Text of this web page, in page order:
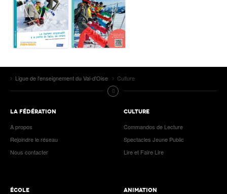
Ligue de l'enseignement du Val-d'Oise Culture
LA FÉDÉRATION
A propos
Rejoindre le réseau
Nous contacter
CULTURE
Commandos de Lecture
Spectacles Jeune Public
Lire et Faire Lire
ÉCOLE ANIMATION